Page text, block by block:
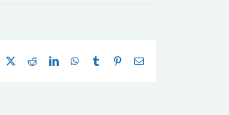
RedditLinkedInWhatsApp
Tumblr Pinterest
E-